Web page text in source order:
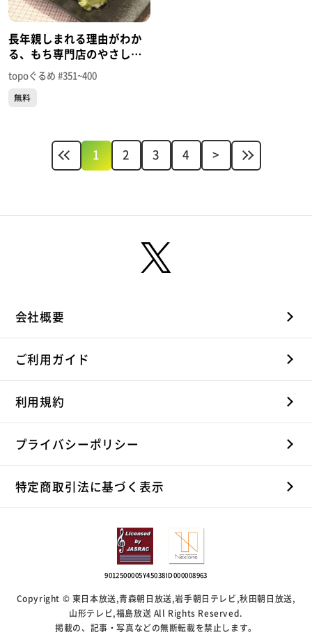
長年親しまれる理由がわか
る、もち専門店のやさしい
味！「餅よし」（富谷市富
ケ丘）＃392【topoぐる
め】
topoぐるめ #351~400
無料
1 2 3 4 >
会社概要
ご利用ガイド
利用規約
プライバシーポリシー
特定商取引法に基づく表示
9012500005Y45038 ID000008963
Copyright © 東日本放送,青森朝日放送,岩手朝日テレビ,秋田朝日放送,
山形テレビ,福島放送 All Rights Reserved.
掲載の、記事・写真などの無断転載を禁止します。